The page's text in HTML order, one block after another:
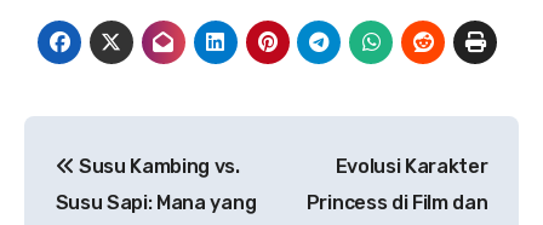
pos
Susu Kambing vs.
Susu Sapi: Mana yang
Evolusi Karakter
Princess di Film dan